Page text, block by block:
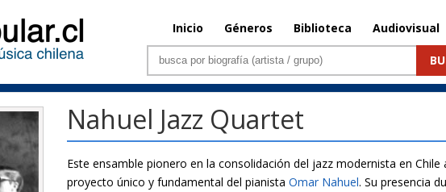
Inicio Géneros Biblioteca Audiovisual
Nahuel Jazz Quartet
Este ensamble pionero en la consolidación del jazz modernista en
proyecto único y fundamental del pianista Omar Nahuel. Su presencia